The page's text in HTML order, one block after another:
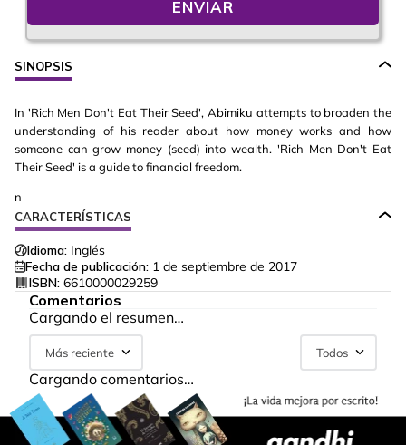
ENVIAR
SINOPSIS
In 'Rich Men Don't Eat Their Seed', Abimiku attempts to broaden the
understanding of his reader about how money works and how
someone can grow money (seed) into wealth. 'Rich Men Don't Eat
Their Seed' is a guide to financial freedom.
n
CARACTERÍSTICAS
Idioma: Inglés
Fecha de publicación: 1 de septiembre de 2017
ISBN: 6610000029259
Comentarios
Cargando el resumen…
Más reciente Todos
Cargando comentarios…